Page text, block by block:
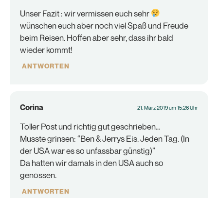
Unser Fazit : wir vermissen euch sehr
wünschen euch aber noch viel Spaß und Freude
beim Reisen. Hoffen aber sehr, dass ihr bald
wieder kommt!
ANTWORTEN
Corina 21. März 2019 um 15:26 Uhr
Toller Post und richtig gut geschrieben…
Musste grinsen: “Ben & Jerrys Eis. Jeden Tag. (In
der USA war es so unfassbar günstig)”
Da hatten wir damals in den USA auch so
genossen.
ANTWORTEN